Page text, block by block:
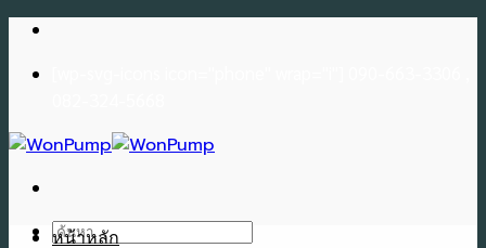
Skip
content
ค้นหา:
หน้าหลัก